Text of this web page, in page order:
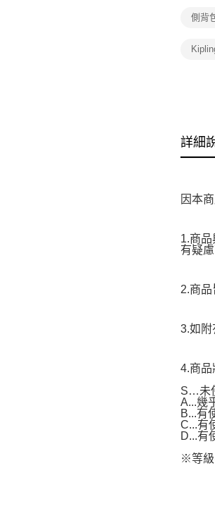
側背
詳細
因本
1.商
有疑
2.商
3.如附
4.商品
S…未
A...幾
B...有
C...有
D...有
※等級